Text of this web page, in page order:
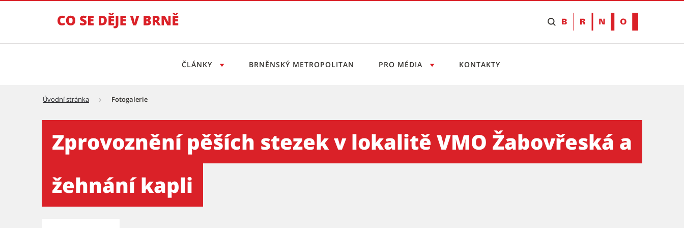
Zprovoznění pěších stezek v lokalitě VMO Žabovřeská a žehnání kapli - Tiskový
ČLÁNKY BRNĚNSKÝ METROPOLITAN PRO MÉDIA KONTAKTY
Úvodní stránka Fotogalerie
Zprovoznění pěších stezek v lokalitě VMO Žabovřeská a
žehnání kapli